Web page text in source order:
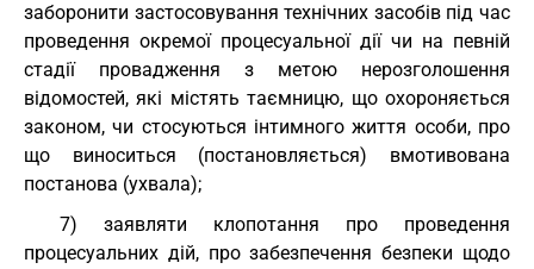
заборонити застосовування технічних засобів під час
проведення окремої процесуальної дії чи на певній
стадії провадження з метою нерозголошення
відомостей, які містять таємницю, що охороняється
законом, чи стосуються інтимного життя особи, про
що виноситься (постановляється) вмотивована
постанова (ухвала);
7) заявляти клопотання про проведення
процесуальних дій, про забезпечення безпеки щодо